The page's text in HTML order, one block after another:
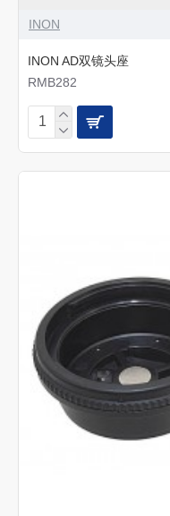
INON
INON AD双镜头座
RMB282